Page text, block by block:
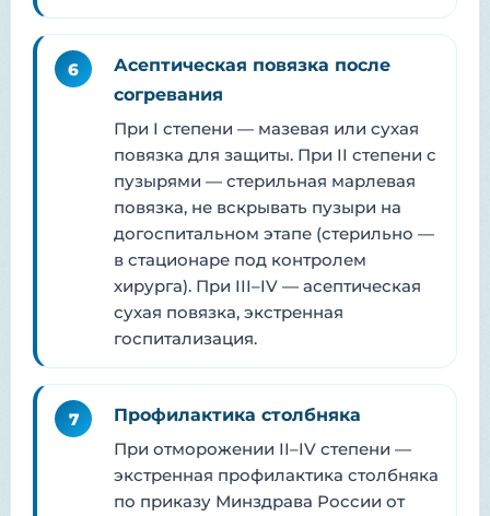
6
Асептическая повязка после
согревания
При I степени — мазевая или сухая
повязка для защиты. При II степени с
пузырями — стерильная марлевая
повязка, не вскрывать пузыри на
догоспитальном этапе (стерильно —
в стационаре под контролем
хирурга). При III–IV — асептическая
сухая повязка, экстренная
госпитализация.
7
Профилактика столбняка
При отморожении II–IV степени —
экстренная профилактика столбняка
по приказу Минздрава России от